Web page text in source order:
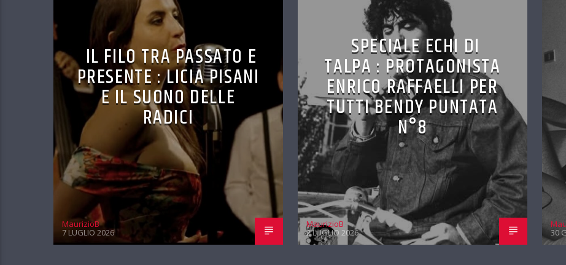
IL FILO TRA PASSATO E
PRESENTE : LICIA PISANI
E IL SUONO DELLE
RADICI
MaurizioB
7 LUGLIO 2026
SPECIALE ECHI DI
TALPA : PROTAGONISTA
ENRICO RAFFAELLI PER
TUTTI BENDY PUNTATA
N°8
MaurizioB
2 LUGLIO 2026 30